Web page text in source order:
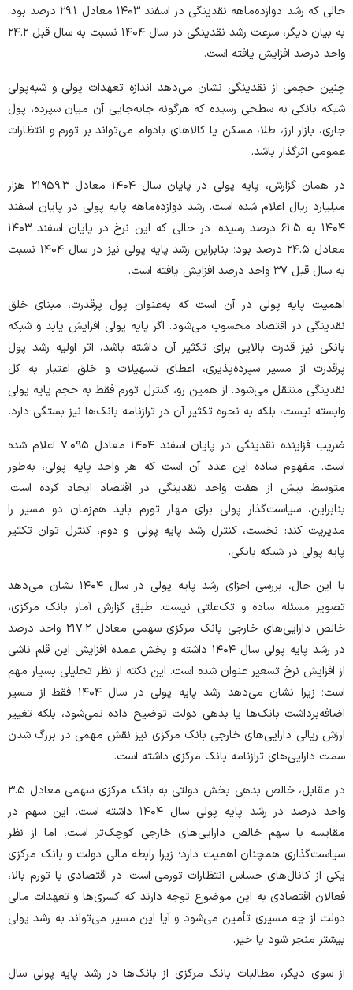
حالی که رشد دوازده‌ماهه نقدینگی در اسفند ۱۴۰۳ معادل ۲۹.۱ درصد بود.
به بیان دیگر، سرعت رشد نقدینگی در سال ۱۴۰۴ نسبت به سال قبل ۲۴.۲
واحد درصد افزایش یافته است.
چنین حجمی از نقدینگی نشان می‌دهد اندازه تعهدات پولی و شبه‌پولی
شبکه بانکی به سطحی رسیده که هرگونه جابه‌جایی آن میان سپرده، پول
جاری، بازار ارز، طلا، مسکن یا کالا‌های بادوام می‌تواند بر تورم و انتظارات
عمومی اثرگذار باشد.
در همان گزارش، پایه پولی در پایان سال ۱۴۰۴ معادل ۲۱۹۵۹.۳ هزار
میلیارد ریال اعلام شده است. رشد دوازده‌ماهه پایه پولی در پایان اسفند
۱۴۰۴ به ۶۱.۵ درصد رسیده؛ در حالی که این نرخ در پایان اسفند ۱۴۰۳
معادل ۲۴.۵ درصد بود؛ بنابراین رشد پایه پولی نیز در سال ۱۴۰۴ نسبت
به سال قبل ۳۷ واحد درصد افزایش یافته است.
اهمیت پایه پولی در آن است که به‌عنوان پول پرقدرت، مبنای خلق
نقدینگی در اقتصاد محسوب می‌شود. اگر پایه پولی افزایش یابد و شبکه
بانکی نیز قدرت بالایی برای تکثیر آن داشته باشد، اثر اولیه رشد پول
پرقدرت از مسیر سپرده‌پذیری، اعطای تسهیلات و خلق اعتبار به کل
نقدینگی منتقل می‌شود. از همین رو، کنترل تورم فقط به حجم پایه پولی
وابسته نیست، بلکه به نحوه تکثیر آن در ترازنامه بانک‌ها نیز بستگی دارد.
ضریب فزاینده نقدینگی در پایان اسفند ۱۴۰۴ معادل ۷.۰۹۵ اعلام شده
است. مفهوم ساده این عدد آن است که هر واحد پایه پولی، به‌طور
متوسط بیش از هفت واحد نقدینگی در اقتصاد ایجاد کرده است.
بنابراین، سیاست‌گذار پولی برای مهار تورم باید هم‌زمان دو مسیر را
مدیریت کند: نخست، کنترل رشد پایه پولی؛ و دوم، کنترل توان تکثیر
پایه پولی در شبکه بانکی.
با این حال، بررسی اجزای رشد پایه پولی در سال ۱۴۰۴ نشان می‌دهد
تصویر مسئله ساده و تک‌علتی نیست. طبق گزارش آمار بانک مرکزی،
خالص دارایی‌های خارجی بانک مرکزی سهمی معادل ۲۱۷.۲ واحد درصد
در رشد پایه پولی سال ۱۴۰۴ داشته و بخش عمده افزایش این قلم ناشی
از افزایش نرخ تسعیر عنوان شده است. این نکته از نظر تحلیلی بسیار مهم
است؛ زیرا نشان می‌دهد رشد پایه پولی در سال ۱۴۰۴ فقط از مسیر
اضافه‌برداشت بانک‌ها یا بدهی دولت توضیح داده نمی‌شود، بلکه تغییر
ارزش ریالی دارایی‌های خارجی بانک مرکزی نیز نقش مهمی در بزرگ شدن
سمت دارایی‌های ترازنامه بانک مرکزی داشته است.
در مقابل، خالص بدهی بخش دولتی به بانک مرکزی سهمی معادل ۳.۵
واحد درصد در رشد پایه پولی سال ۱۴۰۴ داشته است. این سهم در
مقایسه با سهم خالص دارایی‌های خارجی کوچک‌تر است، اما از نظر
سیاست‌گذاری همچنان اهمیت دارد؛ زیرا رابطه مالی دولت و بانک مرکزی
یکی از کانال‌های حساس انتظارات تورمی است. در اقتصادی با تورم بالا،
فعالان اقتصادی به این موضوع توجه دارند که کسری‌ها و تعهدات مالی
دولت از چه مسیری تأمین می‌شود و آیا این مسیر می‌تواند به رشد پولی
بیشتر منجر شود یا خیر.
از سوی دیگر، مطالبات بانک مرکزی از بانک‌ها در رشد پایه پولی سال